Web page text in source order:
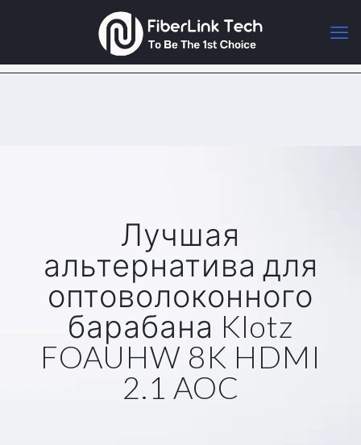
Лучшая
альтернатива для
оптоволоконного
барабана Klotz
FOAUHW 8K HDMI
2.1 AOC